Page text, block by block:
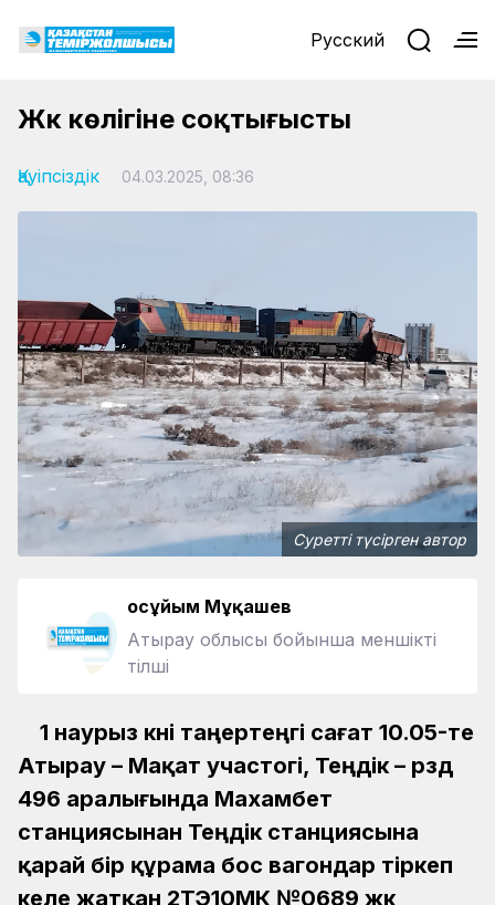
Русский
Жүк көлігіне соқтығысты
Қауіпсіздік 04.03.2025, 08:36
Суретті түсірген автор
Қосұйым Мұқашев
Атырау облысы бойынша меншікті
тілші
1 наурыз күні таңертеңгі сағат 10.05-те
Атырау – Мақат участогі, Теңдік – рзд
496 аралығында Махамбет
станциясынан Теңдік станциясына
қарай бір құрама бос вагондар тіркеп
келе жатқан 2ТЭ10МК №0689 жүк